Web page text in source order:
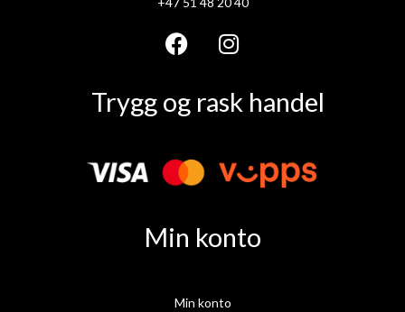
F
c
b
o
I
s
g
m
Trygg og rask handel
Min konto
Min konto